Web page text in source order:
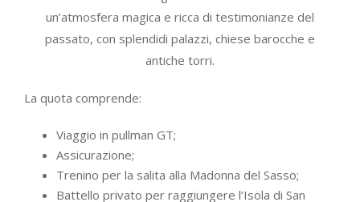
un’atmosfera magica e ricca di testimonianze del
passato, con splendidi palazzi, chiese barocche e
antiche torri.
La quota comprende:
Viaggio in pullman GT;
Assicurazione;
Trenino per la salita alla Madonna del Sasso;
Battello privato per raggiungere l’Isola di San